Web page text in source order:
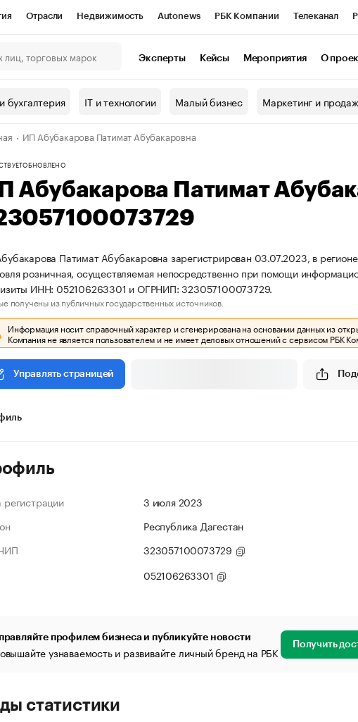
Отрасли Недвижимость Autonews РБК Компании Телеканал
Проверка контрагентов
валюты
Эксперты Кейсы Мероприятия О
бухгалтерия IT и технологии Малый бизнес Маркетинг и
ИП Абубакарова Патимат Абубакаровна
ОБНОВЛЕНО
Абубакарова Патимат
Патимат Абубакаровна зарегистрирован 03.07.2023, в
розничная, осуществляемая непосредственно при помощи
ИНН: 052106263301 и ОГРНИП: 323057100073729.
получены из публичных государственных источников.
Информация носит справочный характер и сгенерирована на основании данных из
Компания не является пользователем и не имеет деловых отношений с сервисом РБК
Управлять страницей
регистрации
3 июля 2023
Республика Дагестан
323057100073729
052106263301
профилем бизнеса и публикуйте новости
узнаваемость и развивайте личный бренд на РБК Получить
статистики